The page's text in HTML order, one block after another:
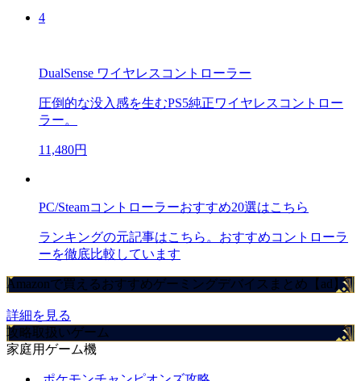
4
DualSense ワイヤレスコントローラー
圧倒的な没入感を生むPS5純正ワイヤレスコントロー
ラー。
11,480円
PC/Steamコントローラーおすすめ20選はこちら
ランキングの元記事はこちら。おすすめコントローラ
ーを徹底比較しています
Amazonで買えるおすすめゲーミングデバイスまとめ【ad】
詳細を見る
攻略取扱いゲーム
家庭用ゲーム機